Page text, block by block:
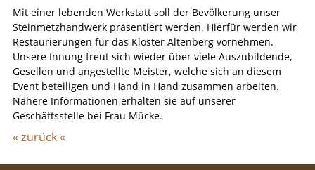
Mit einer lebenden Werkstatt soll der Bevölkerung unser
Steinmetzhandwerk präsentiert werden. Hierfür werden wir
Restaurierungen für das Kloster Altenberg vornehmen.
Unsere Innung freut sich wieder über viele Auszubildende,
Gesellen und angestellte Meister, welche sich an diesem
Event beteiligen und Hand in Hand zusammen arbeiten.
Nähere Informationen erhalten sie auf unserer
Geschäftsstelle bei Frau Mücke.
« zurück «